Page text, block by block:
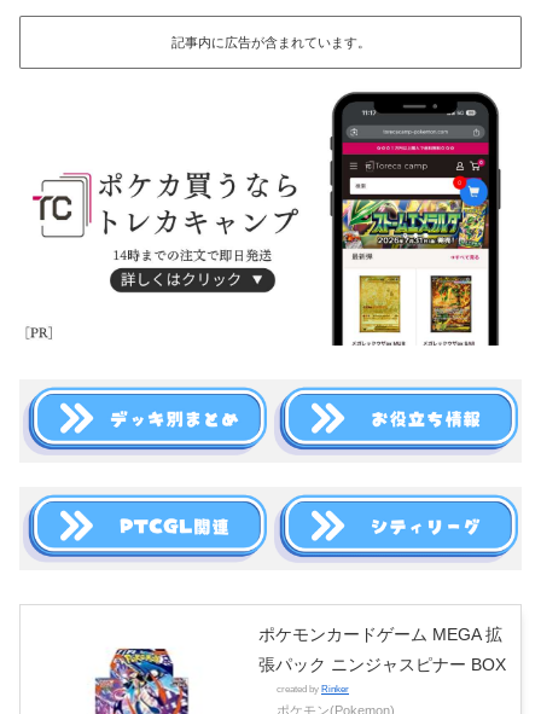
記事内に広告が含まれています。
ポケモンカードゲーム MEGA 拡
張パック ニンジャスピナー BOX
created by Rinker
ポケモン(Pokemon)